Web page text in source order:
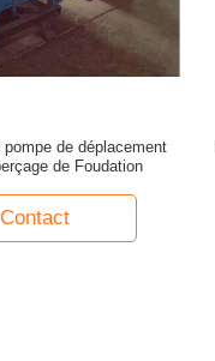
pompe de déplacement
de Foudation
Contact